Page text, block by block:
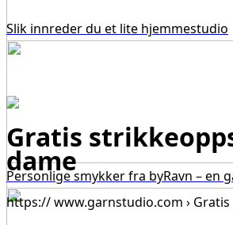
Slik innreder du et lite hjemmestudio
Personlige smykker fra byRavn – en
Gratis
dame
https:// www.garnstudio.com ›